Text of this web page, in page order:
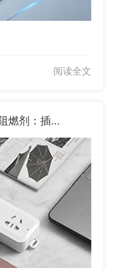
阅读全文
燃剂：插...